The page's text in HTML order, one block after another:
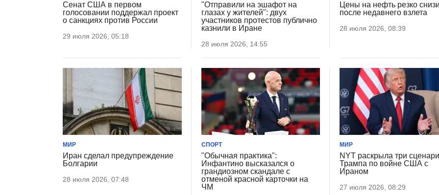
Сенат США в первом
голосовании поддержал проект
о санкциях против России
29 июля 2026, 05:18
"Отправили на эшафот на
глазах у жителей": двух
участников протестов публично
казнили в Иране
28 июля 2026, 14:55
Цены на нефть резко
после недавнего взлета
28 июля 2026, 08:39
МИР
Иран сделал предупреждение
Болгарии
28 июля 2026, 07:48
СПОРТ
"Обычная практика":
Инфантино высказался о
грандиозном скандале с
отменой красной карточки на
ЧМ
МИР
NYT раскрыла три
Трампа по войне США с
Ираном
27 июля 2026, 08:29